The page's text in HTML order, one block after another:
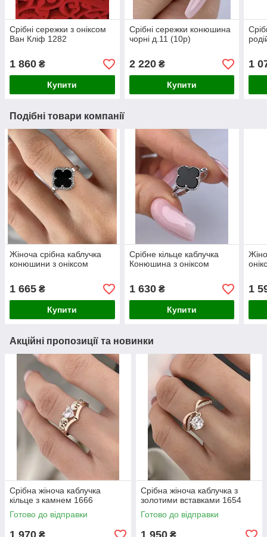
Срібні сережки з оніксом
Ван Кліф 1282
1 860 ₴
Купити
Срібні сережки конюшина
чорні д.11 (10р)
2 220₴
Купити
1
Подібні товари компанії
Жіноча срібна каблучка
конюшини з оніксом
1 665 ₴
Купити
Срібне кільце каблучка
Конюшина з оніксом
1 630₴
Купити
1
Акційні пропозиції та новинки
Срібна жіноча каблучка
кільце з камнем 1666
Готово до відправки
₴
Срібна жіноча каблучка з
золотими вставками 1654
Готово до відправки
₴